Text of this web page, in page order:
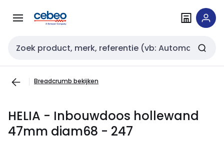
naar
naar
Zoekveld invoer
Breadcrumb bekijken
HELIA - Inbouwdoos hollewand
47mm diam68 - 247